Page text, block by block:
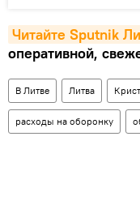
Читайте Sputnik
оперативной,
В Литве Литва
расходы на оборонку